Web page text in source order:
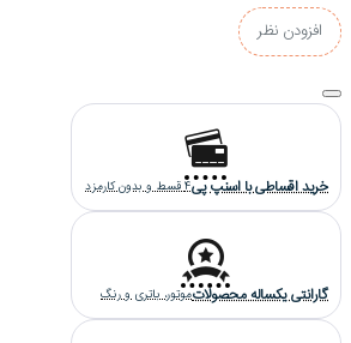
افزودن نظر
خرید اقساطی با اسنپ پی4 قسط و بدون کارمزد
گارانتی یکساله محصولاتموتور، باتری و رنگ